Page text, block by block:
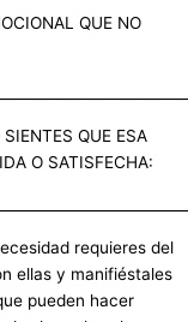
QUE NO
QUE ESA
O SATISFECHA:
requieres del
ellas y manifiéstales
pueden hacer